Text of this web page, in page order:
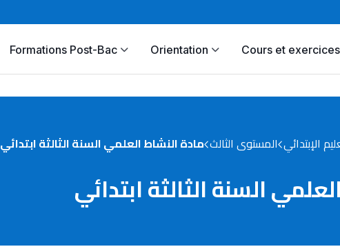
Formations Post-Bac Orientation Cours et exercices
الإبتدائي المستوى الثالث مادة النشاط العلمي السنة الثالثة ابتدائي
السنة الثالثة ابتدائي